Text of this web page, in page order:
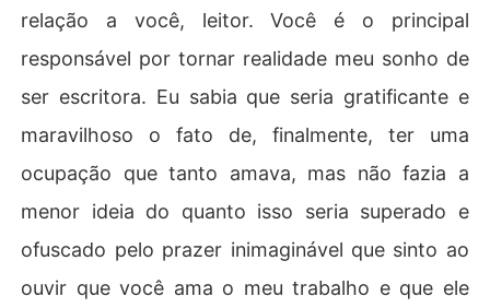
relação a você, leitor. Você é o principal
responsável por tornar realidade meu sonho de
ser escritora. Eu sabia que seria gratificante e
maravilhoso o fato de, finalmente, ter uma
ocupação que tanto amava, mas não fazia a
menor ideia do quanto isso seria superado e
ofuscado pelo prazer inimaginável que sinto ao
ouvir que você ama o meu trabalho e que ele